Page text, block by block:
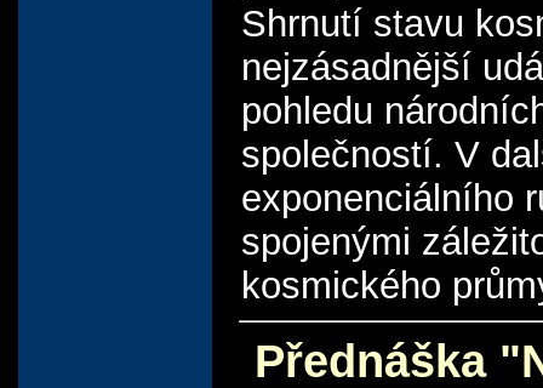
Shrnutí stavu
nejzásadnější
pohledu
společností. V
exponenciálního
spojenými
kosmického
Přednáška